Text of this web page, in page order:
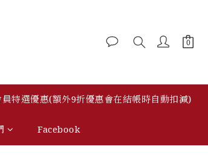
員特選優惠(額外9折優惠會在結帳時自動扣減)
Facebook